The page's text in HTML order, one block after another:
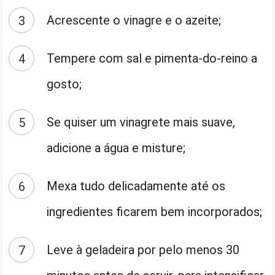
Acrescente o vinagre e o azeite;
Tempere com sal e pimenta-do-reino a
gosto;
Se quiser um vinagrete mais suave,
adicione a água e misture;
Mexa tudo delicadamente até os
ingredientes ficarem bem incorporados;
Leve à geladeira por pelo menos 30